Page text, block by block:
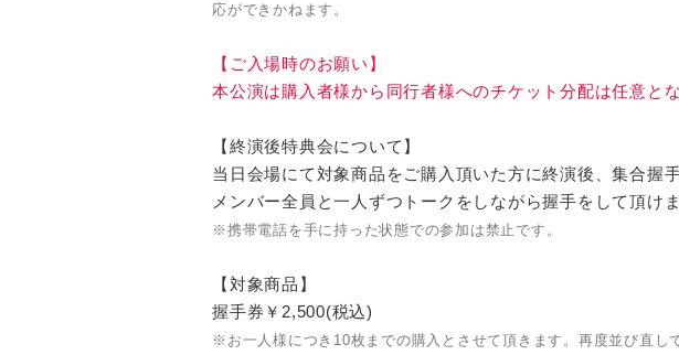
応ができかねます。
【ご入場時のお願い】
本公演は購入者様から同行者様へのチケット分配は任意と
【終演後特典会について】
当日会場にて対象商品をご購入頂いた方に終演後、集合握
メンバー全員と一人ずつトークをしながら握手をして頂けま
※携帯電話を手に持った状態での参加は禁止です。
【対象商品】
握手券￥2,500(税込)
※お一人様につき10枚までの購入とさせて頂きます。再度並び直し